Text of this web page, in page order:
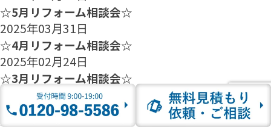
☆5月リフォーム相談会☆
2025年03月31日
☆4月リフォーム相談会☆
2025年02月24日
☆3月リフォーム相談会☆
2025年01月27日
☆2月のリフォーム相談会のご案内☆